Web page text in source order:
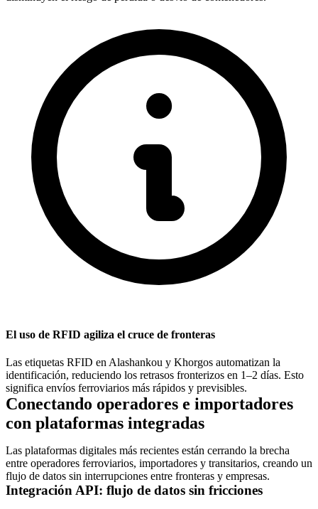
El uso de RFID agiliza el cruce de fronteras
Las etiquetas RFID en Alashankou y Khorgos automatizan la
identificación, reduciendo los retrasos fronterizos en 1–2 días. Esto
significa envíos ferroviarios más rápidos y previsibles.
Conectando operadores e importadores
con plataformas integradas
Las plataformas digitales más recientes están cerrando la brecha
entre operadores ferroviarios, importadores y transitarios, creando un
flujo de datos sin interrupciones entre fronteras y empresas.
Integración API: flujo de datos sin fricciones